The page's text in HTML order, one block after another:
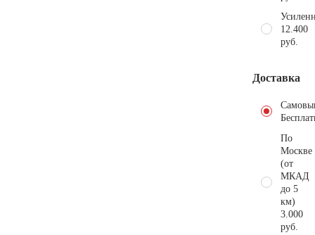
12.400
руб.
Доставка
По
Москве
(от
МКАД
до 5
км)
3.000
руб.